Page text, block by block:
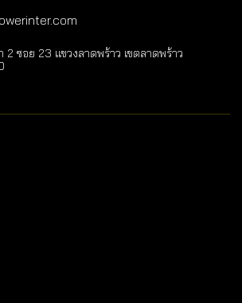
2 ซอย 23 แขวงลาดพร้าว เขตลาดพร้าว